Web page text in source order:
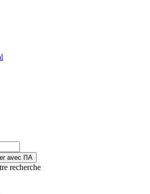
avec l'IA
recherche